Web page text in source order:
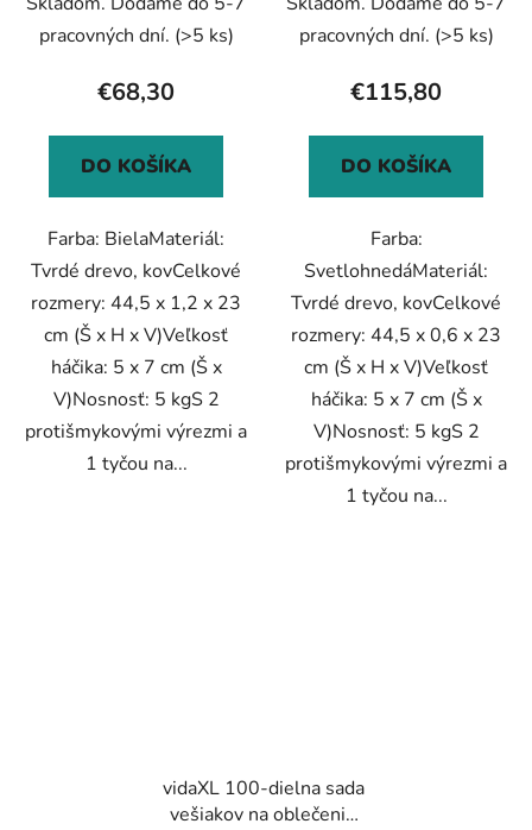
pracovných dní. (>5 ks)
€68,30
DO KOŠÍKA
Farba: BielaMateriál:
Tvrdé drevo, kovCelkové
rozmery: 44,5 x 1,2 x 23
cm (Š x H x V)Veľkosť
háčika: 5 x 7 cm (Š x
V)Nosnosť: 5 kgS 2
protišmykovými výrezmi a
1 tyčou na...
pracovných dní. (>5 ks)
€115,80
DO KOŠÍKA
Farba:
SvetlohnedáMateriál:
Tvrdé drevo, kovCelkové
rozmery: 44,5 x 0,6 x 23
cm (Š x H x V)Veľkosť
háčika: 5 x 7 cm (Š x
V)Nosnosť: 5 kgS 2
protišmykovými výrezmi a
1 tyčou na...
vidaXL 100-dielna sada
vešiakov na oblečenie